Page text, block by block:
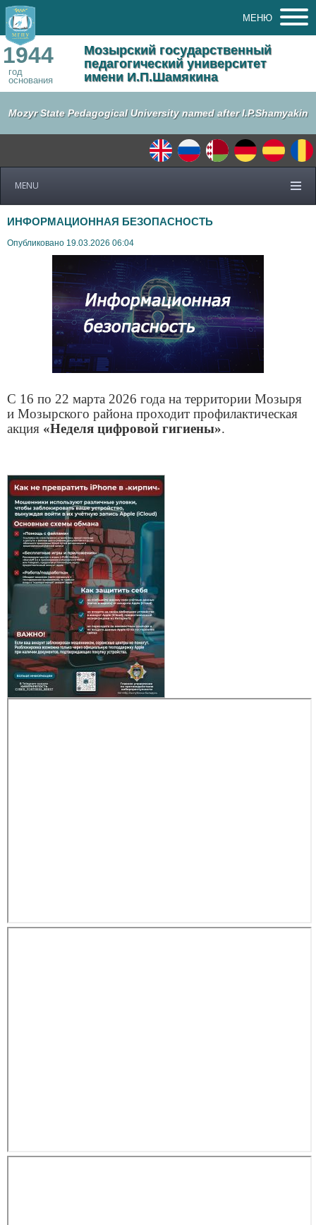
МЕНЮ
1944
год
основания
Мозырский государственный
педагогический университет
имени И.П.Шамякина
Mozyr State Pedagogical University named after I.P.Shamyakin
MENU
ИНФОРМАЦИОННАЯ БЕЗОПАСНОСТЬ
Опубликовано 19.03.2026 06:04
С 16 по 22 марта 2026 года на территории Мозыря
и Мозырского района проходит профилактическая
акция «Неделя цифровой гигиены».